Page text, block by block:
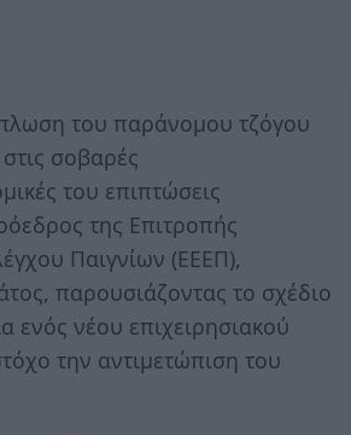
του παράνομου τζόγου
σοβαρές
του επιπτώσεις
της Επιτροπής
Παιγνίων (ΕΕΕΠ),
παρουσιάζοντας το σχέδιο
ενός νέου επιχειρησιακού
την αντιμετώπιση του